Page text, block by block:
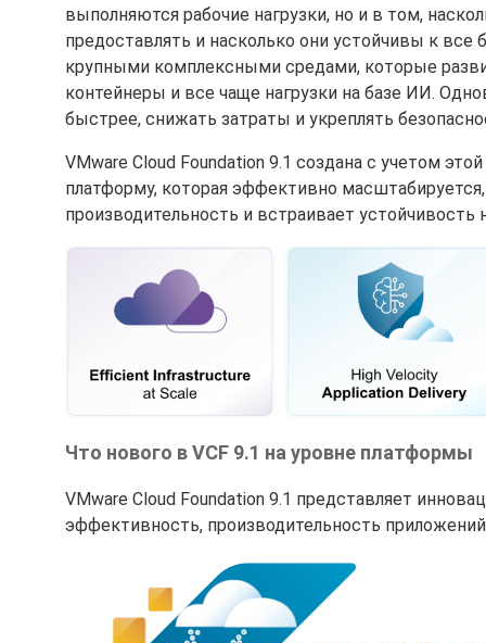
выполняются рабочие нагрузки, но и в том,
предоставлять и насколько они устойчивы к
крупными комплексными средами, которые
контейнеры и все чаще нагрузки на базе ИИ.
быстрее, снижать затраты и укреплять
VMware Cloud Foundation 9.1 создана с учетом
платформу, которая эффективно
производительность и встраивает
Что нового в VCF 9.1 на уровне платформы
VMware Cloud Foundation 9.1 представляет
эффективность, производительность